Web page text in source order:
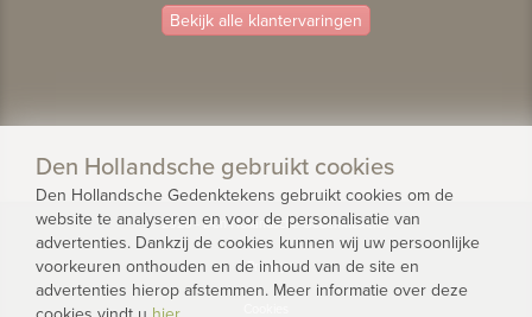
Bekijk alle klantervaringen
© 2026 - Den Hollandsche Gedenktekens
Privacy
Den Hollandsche gebruikt cookies
Den Hollandsche Gedenktekens gebruikt cookies om de
website te analyseren en voor de personalisatie van
advertenties. Dankzij de cookies kunnen wij uw persoonlijke
voorkeuren onthouden en de inhoud van de site en
advertenties hierop afstemmen. Meer informatie over deze